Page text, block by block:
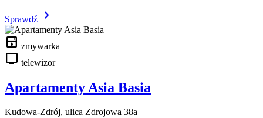
Sprawdź
chevron_right
dishwasher zmywarka
tv telewizor
Apartamenty Asia Basia
Kudowa-Zdrój, ulica Zdrojowa 38a